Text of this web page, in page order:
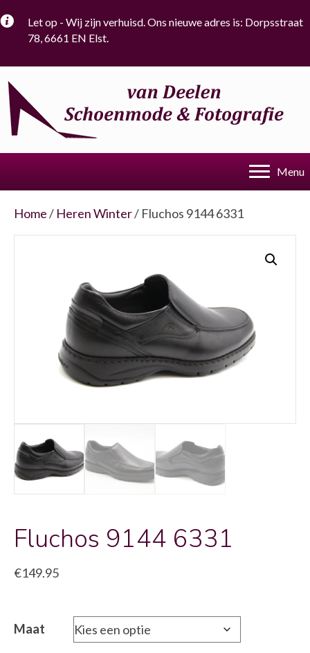
Let op - Wij zijn verhuisd. Ons nieuwe adres is: Dorpsstraat
78, 6661 EN Elst.
Menu
Home/ Heren Winter/ Fluchos 9144 6331
Fluchos 9144 6331
€149.95
Maat